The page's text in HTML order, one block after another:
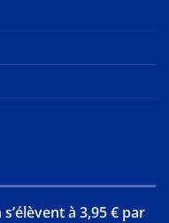
à 3,95 € par